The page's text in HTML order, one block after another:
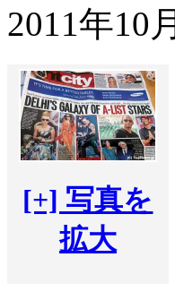
2011年10
[+] 写真を
拡大